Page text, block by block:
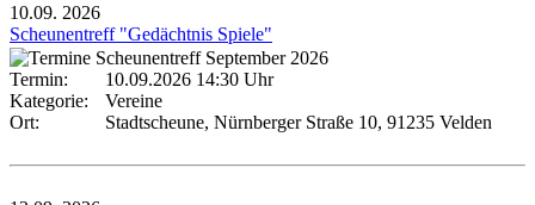
10.09. 2026
Scheunentreff "Gedächtnis Spiele"
Termin:
10.09.2026 14:30 Uhr
Kategorie:
Vereine
Ort:
Stadtscheune, Nürnberger Straße 10, 91235 Velden